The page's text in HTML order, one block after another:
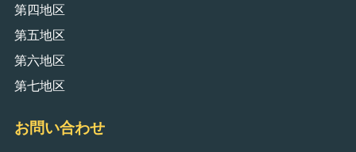
第四地区
第五地区
第六地区
第七地区
お問い合わせ